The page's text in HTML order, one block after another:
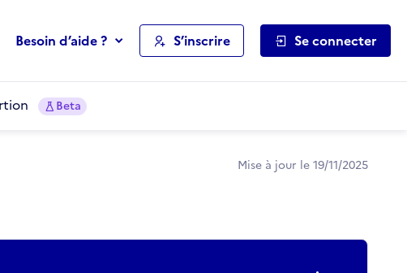
Besoin d’aide ? S’inscrire Se connecter
Beta
Mise à jour le 19/11/2025